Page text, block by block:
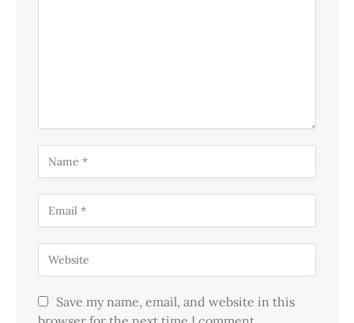
Save my name, email, and website in this